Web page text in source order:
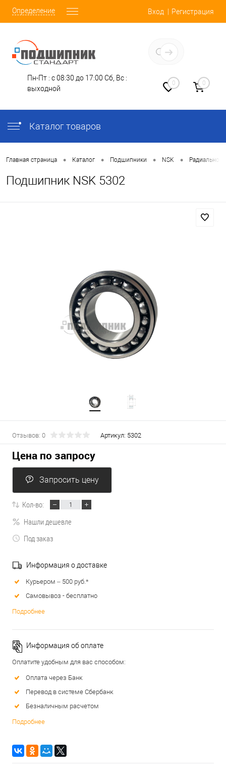
Определение Вход Регистрация
Пн-Пт : с 08:30 до 17:00 Сб, Вс :
выходной
0 0
Каталог товаров
Главная страница • Каталог • Подшипники • NSK • Радиально-
Подшипник NSK 5302
Отзывов: 0 Артикул: 5302
Цена по запросу
Запросить цену
Кол-во:
Нашли дешевле
Под заказ
Информация о доставке
Курьером – 500 руб.*
Самовывоз - бесплатно
Подробнее
Информация об оплате
Оплатите удобным для вас способом:
Оплата через Банк
Перевод в системе Сбербанк
Безналичным расчетом
Подробнее